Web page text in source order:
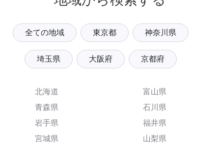
全ての地域 東京都 神奈川県
埼玉県 大阪府 京都府
北海道
青森県
岩手県
宮城県
富山県
石川県
福井県
山梨県